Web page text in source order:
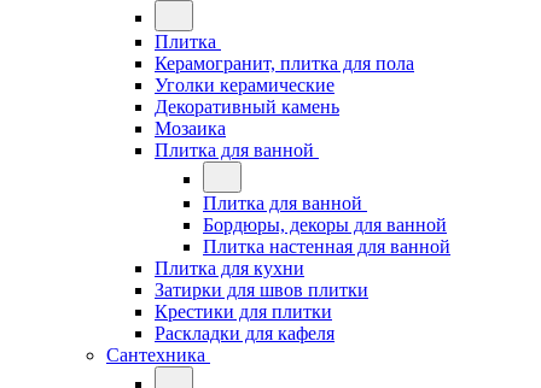
Плитка
Керамогранит, плитка для пола
Уголки керамические
Декоративный камень
Мозаика
Плитка для ванной
Плитка для ванной
Бордюры, декоры для ванной
Плитка настенная для ванной
Плитка для кухни
Затирки для швов плитки
Крестики для плитки
Раскладки для кафеля
Сантехника